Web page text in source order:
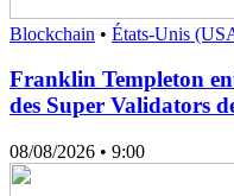
Blockchain • États-Unis
Franklin Templeton
des Super Validators
08/08/2026 • 9:00